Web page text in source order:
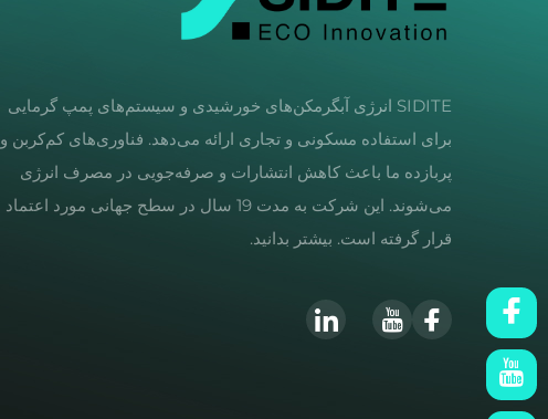
SIDITE انرژی آبگرمکن‌های خورشیدی و سیستم‌های پمپ گرمایی
برای استفاده مسکونی و تجاری ارائه می‌دهد. فناوری‌های کم‌کربن و
پربازده ما باعث کاهش انتشارات و صرفه‌جویی در مصرف انرژی
می‌شوند. این شرکت به مدت 19 سال در سطح جهانی مورد اعتماد
قرار گرفته است. بیشتر بدانید.